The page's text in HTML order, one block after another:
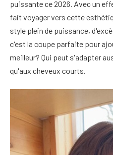
puissante ce 2026. Avec un
fait voyager vers cette
style plein de puissance,
c'est la coupe parfaite pour
meilleur? Qui peut s'adapter
qu'aux cheveux courts.